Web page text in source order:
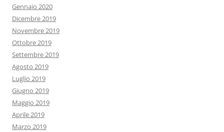
Gennaio 2020
Dicembre 2019
Novembre 2019
Ottobre 2019
Settembre 2019
Agosto 2019
Luglio 2019
Giugno 2019
Maggio 2019
Aprile 2019
Marzo 2019